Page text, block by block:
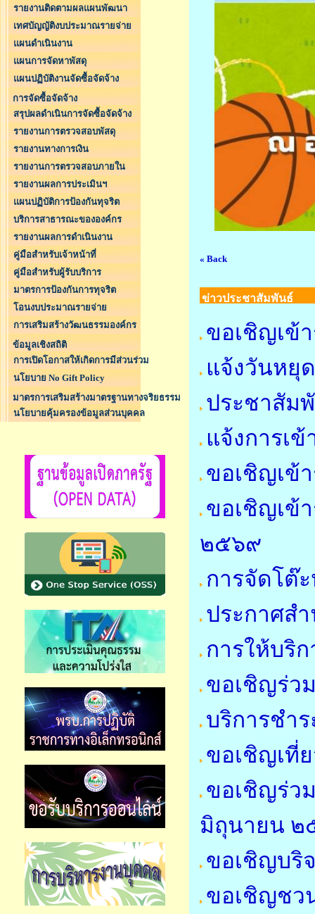
รายงานติดตามผลแผนพัฒนา
เทศบัญญัติงบประมาณรายจ่าย
แผนดำเนินงาน
แผนการจัดหาพัสดุ
แผนปฏิบัติงานจัดซื้อจัดจ้าง
การจัดซื้อจัดจ้าง
สรุปผลดำเนินการจัดซื้อจัดจ้าง
รายงานการตรวจสอบพัสดุ
รายงานทางการเงิน
รายงานการตรวจสอบภายใน
รายงานผลการประเมินฯ
แผนปฏิบัติการป้องกันทุจริต
บริการสาธารณะขององค์กร
รายงานผลการดำเนินงาน
คู่มือสำหรับเจ้าหน้าที่
คู่มือสำหรับผู้รับบริการ
มาตรการป้องกันการทุจริต
โอนงบประมาณรายจ่าย
การเสริมสร้างวัฒนธรรมองค์กร
ข้อมูลเชิงสถิติ
การเปิดโอกาสให้เกิดการมีส่วนร่วม
นโยบาย No Gift Policy
มาตรการเสริมสร้างมาตรฐานทางจริยธรรม
นโยบายคุ้มครองข้อมูลส่วนบุคคล
« Back
ข่าวประชาสัมพันธ์
ขอเชิญเข้
แจ้งวันหยุ
ประชาสัม
แจ้งการเ
ขอเชิญเข้
ขอเชิญเข้
๒๕๖๙
การจัดโต๊
ประกาศส
การให้บริ
ขอเชิญร่ว
บริการชำ
ขอเชิญเที่
ขอเชิญร่ว
มิถุนายน ๒
ขอเชิญบริ
ขอเชิญชว